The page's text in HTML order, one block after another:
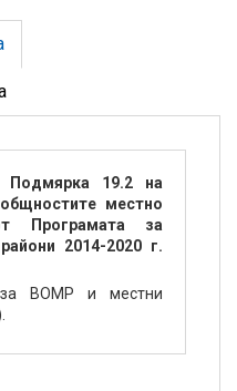
- Подмярка 19.2 на
местно
Програмата за
2014-2020 г.
за ВОМР и местни